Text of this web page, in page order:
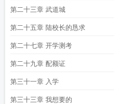
第二十三章 武道城
第二十五章 陆校长的恳求
第二十七章 开学测考
第二十九章 配额证
第三十一章 入学
第三十三章 我想要的